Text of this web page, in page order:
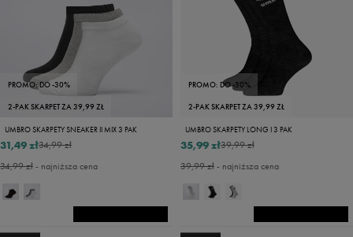
PROMO: DO -30%
2-PAK SKARPET ZA 39,99 ZŁ
UMBRO SKARPETY SNEAKER II MIX 3 PAK
34,99 zł
31,49 zł
34,99 zł- najniższa cena
PROMO: DO -30%
2-PAK SKARPET ZA 39,99 ZŁ
UMBRO SKARPETY LONG I 3 PAK
39,99 zł
35,99 zł
39,99 zł- najniższa cena